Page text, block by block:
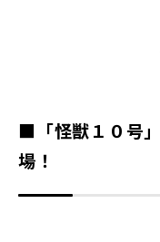
■「怪獣１０号
場！